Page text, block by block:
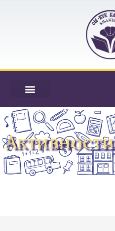
Активности